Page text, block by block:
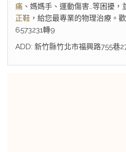
痛 、媽媽手、運動傷害…等困擾
正鞋 ，給您最專業的物理治療。
6573231轉9
ADD: 新竹縣竹北市福興路755巷